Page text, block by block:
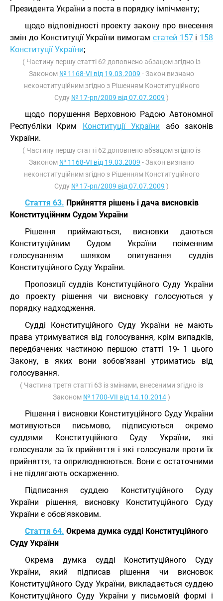
Президента України з поста в порядку імпічменту;
щодо відповідності проекту закону про внесення
змін до Конституції України вимогам статей 157і 158
Конституції України;
( Частину першу статті 62 доповнено абзацом згідно із
Законом № 1168-VI від 19.03.2009 - Закон визнано
неконституційним згідно з Рішенням Конституційного
Суду № 17-рп/2009 від 07.07.2009 )
щодо порушення Верховною Радою Автономної
Республіки Крим Конституції України або законів
України.
( Частину першу статті 62 доповнено абзацом згідно із
Законом № 1168-VI від 19.03.2009 - Закон визнано
неконституційним згідно з Рішенням Конституційного
Суду № 17-рп/2009 від 07.07.2009 )
Стаття 63. Прийняття рішень і дача висновків
Конституційним Судом України
Рішення приймаються, висновки даються
Конституційним Судом України поіменним
голосуванням шляхом опитування суддів
Конституційного Суду України.
Пропозиції суддів Конституційного Суду України
до проекту рішення чи висновку голосуються у
порядку надходження.
Судді Конституційного Суду України не мають
права утримуватися від голосування, крім випадків,
передбачених частиною першою статті 19- 1 цього
Закону, в яких вони зобов’язані утриматись від
голосування.
( Частина третя статті 63 із змінами, внесеними згідно із
Законом № 1700-VII від 14.10.2014)
Рішення і висновки Конституційного Суду України
мотивуються письмово, підписуються окремо
суддями Конституційного Суду України, які
голосували за їх прийняття і які голосували проти їх
прийняття, та оприлюднюються. Вони є остаточними
і не підлягають оскарженню.
Підписання суддею Конституційного Суду
України рішення, висновку Конституційного Суду
України є обов'язковим.
Стаття 64. Окрема думка судді Конституційного
Суду України
Окрема думка судді Конституційного Суду
України, який підписав рішення чи висновок
Конституційного Суду України, викладається суддею
Конституційного Суду України у письмовій формі і